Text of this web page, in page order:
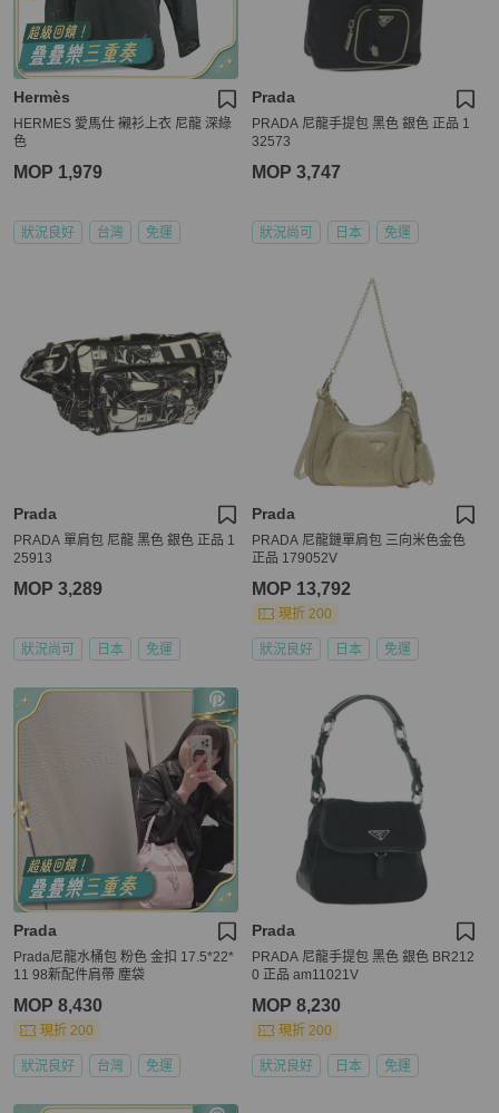
Hermès
HERMES 愛馬仕 襯衫上衣 尼龍 深綠
色
MOP 1,979
狀況良好 台灣 免運
Prada
PRADA 尼龍手提包 黑色 銀色 正品 1
32573
MOP 3,747
狀況尚可 日本 免運
Prada
PRADA 單肩包 尼龍 黑色 銀色 正品 1
25913
MOP 3,289
狀況尚可 日本 免運
Prada
PRADA 尼龍鏈單肩包 三向米色金色
正品 179052V
MOP 13,792
現折 200
狀況良好 日本 免運
Prada
Prada尼龍水桶包 粉色 金扣 17.5*22*
11 98新配件肩帶 塵袋
MOP 8,430
現折 200
狀況良好 台灣 免運
Prada
PRADA 尼龍手提包 黑色 銀色 BR212
0 正品 am11021V
MOP 8,230
現折 200
狀況良好 日本 免運